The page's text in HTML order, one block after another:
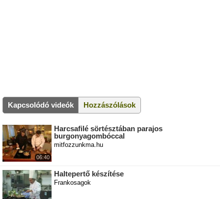
Kapcsolódó videók Hozzászólások
06:40
Harcsafilé sörtésztában parajos
burgonyagombóccal
mitfozzunkma.hu
Haltepertő készítése
Frankosagok